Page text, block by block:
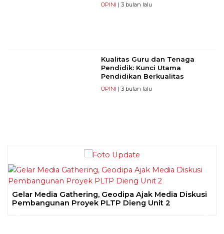
OPINI | 3 bulan lalu
Kualitas Guru dan Tenaga
Pendidik: Kunci Utama
Pendidikan Berkualitas
OPINI | 3 bulan lalu
Gelar Media Gathering, Geodipa Ajak Media Diskusi
Pembangunan Proyek PLTP Dieng Unit 2